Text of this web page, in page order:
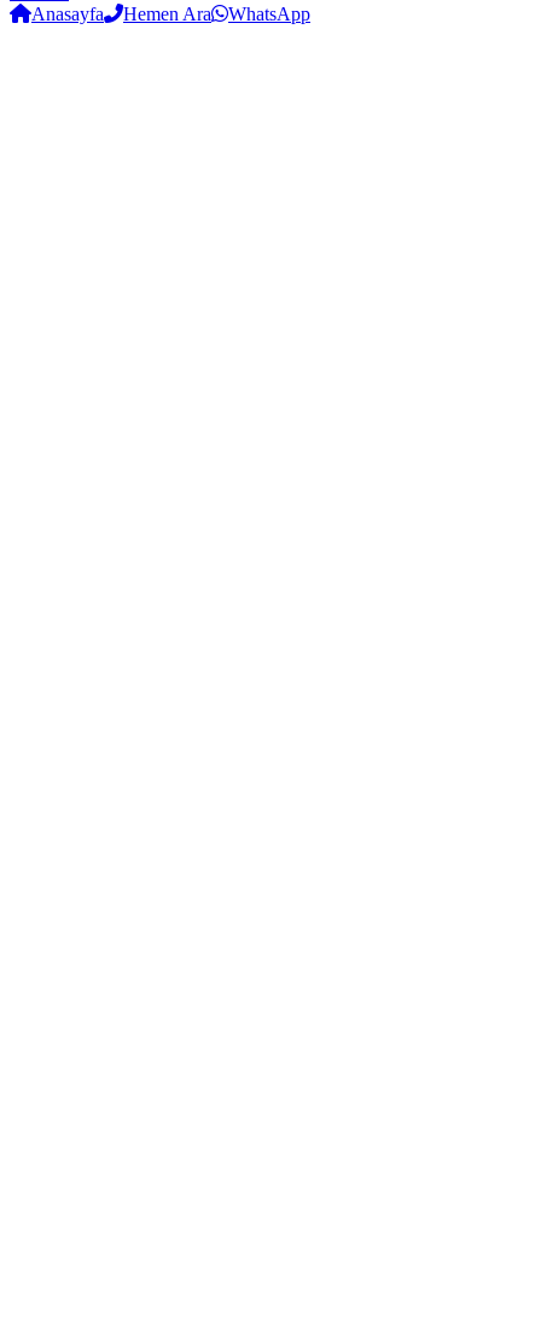
Anasayfa
Hemen Ara WhatsApp